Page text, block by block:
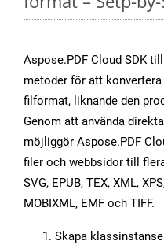
Aspose.PDF Cloud SDK
metoder för att
filformat, liknande den
Genom att använda
möjliggör Aspose.PDF
filer och webbsidor till
SVG, EPUB, TEX, XML,
MOBIXML, EMF och TIFF.
Skapa